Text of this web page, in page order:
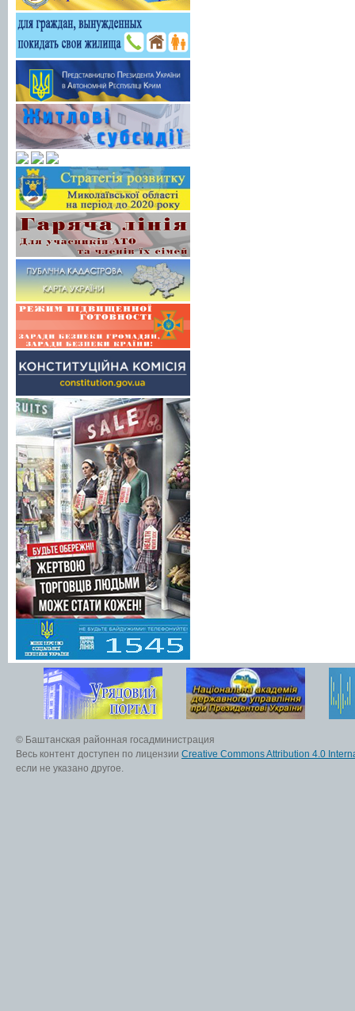
© Баштанская районная госадминистрация
Весь контент доступен по лицензии Creative Commons Attribution 4.0
если не указано другое.